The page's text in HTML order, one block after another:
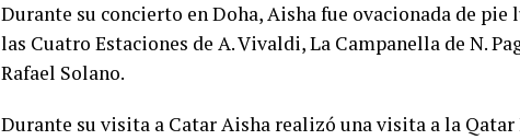
Durante su concierto en Doha, Aisha fue ovacionada de
las Cuatro Estaciones de A. Vivaldi, La Campanella de N.
Rafael Solano.
Durante su visita a Catar Aisha realizó una visita a la